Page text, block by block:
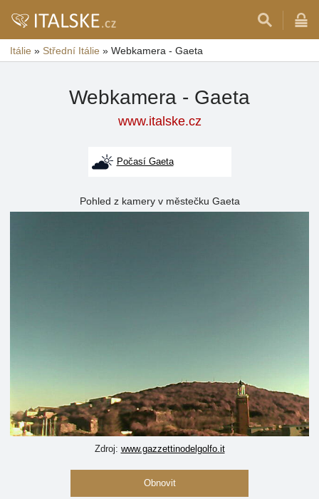
Itálie » Střední Itálie » Webkamera - Gaeta
Webkamera - Gaeta
www.italske.cz
Počasí Gaeta
Pohled z kamery v městečku Gaeta
Zdroj: www.gazzettinodelgolfo.it
Obnovit